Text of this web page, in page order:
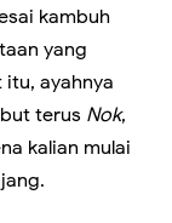
kambuh
yang
ayahnya
terus Nok,
kalian mulai